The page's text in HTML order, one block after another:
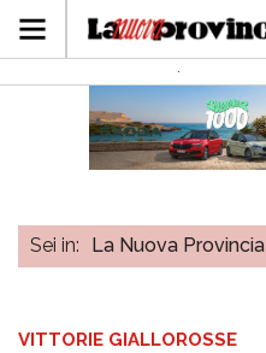
Sei in: La Nuova Provincia
VITTORIE GIALLOROSSE